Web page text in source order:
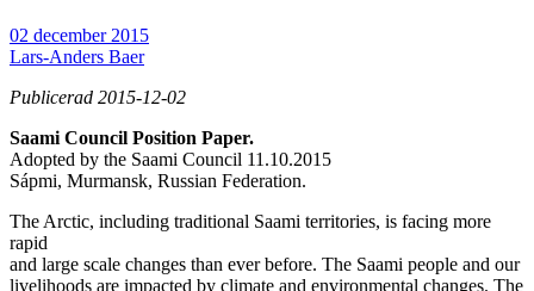
02 december 2015
Lars-Anders Baer
Publicerad 2015-12-02
Saami Council Position Paper.
Adopted by the Saami Council 11.10.2015
Sápmi, Murmansk, Russian Federation.
The Arctic, including traditional Saami territories, is facing more
rapid
and large scale changes than ever before. The Saami people and our
livelihoods are impacted by climate and environmental changes. The